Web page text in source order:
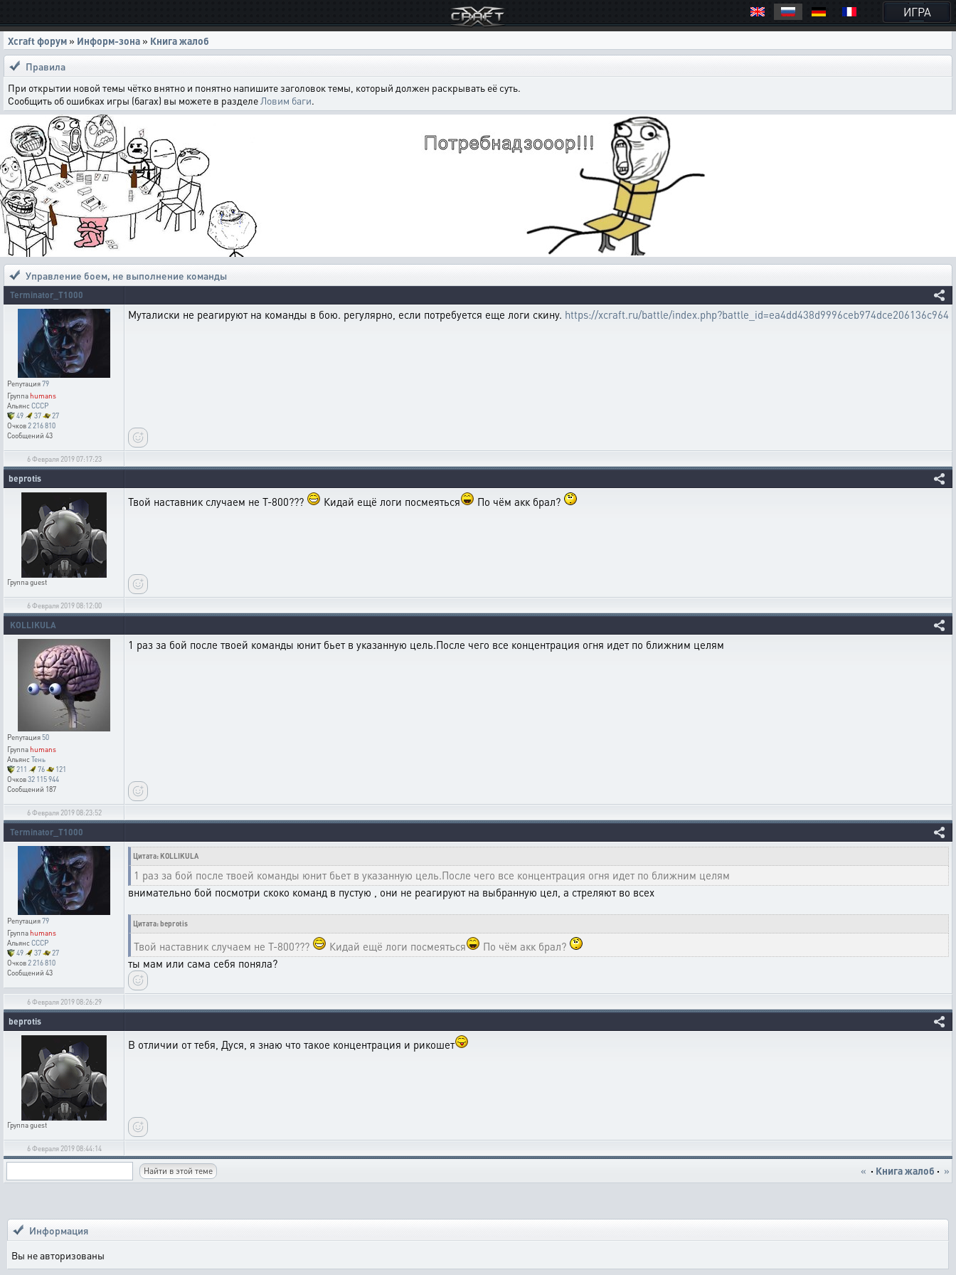
ИГРА
Xcraft форум » Информ-зона » Книга жалоб
Правила
При открытии новой темы чётко внятно и понятно напишите заголовок темы, который должен раскрывать её суть.
Сообщить об ошибках игры (багах) вы можете в разделе Ловим баги.
Управление боем, не выполнение команды
Terminator_T1000
Репутация79
Группаhumans
АльянсCCCP
49
37
27
Очков2 216 810
Сообщений 43
Муталиски не реагируют на команды в бою. регулярно, если потребуется еще логи скину. https://xcraft.ru/battle/index.php?battle_id=ea4dd438d9996ceb974dce206136c964
6 Февраля 2019 07:17:23
beprotis
Группаguest
Твой наставник случаем не Т-800??? Кидай ещё логи посмеяться По чём акк брал?
6 Февраля 2019 08:12:00
KOLLIKULA
Репутация 50
Группаhumans
АльянсТень
211
76
121
Очков32 115 944
Сообщений 187
1 раз за бой после твоей команды юнит бьет в указанную цель.После чего все концентрация огня идет по ближним целям
6 Февраля 2019 08:23:52
Terminator_T1000
Репутация79
Группаhumans
АльянсCCCP
49
37
27
Очков2 216 810
Сообщений 43
Цитата: KOLLIKULA
1 раз за бой после твоей команды юнит бьет в указанную цель.После чего все концентрация огня идет по ближним целям
внимательно бой посмотри скоко команд в пустую , они не реагируют на выбранную цел, а стреляют во всех
Цитата: beprotis
Твой наставник случаем не Т-800??? Кидай ещё логи посмеяться
По чём акк брал?
ты мам или сама себя поняла?
6 Февраля 2019 08:26:29
beprotis
Группаguest
В отличии от тебя, Дуся, я знаю что такое концентрация и рикошет
6 Февраля 2019 08:44:14
« · Книга жалоб · »
Информация
Вы не авторизованы